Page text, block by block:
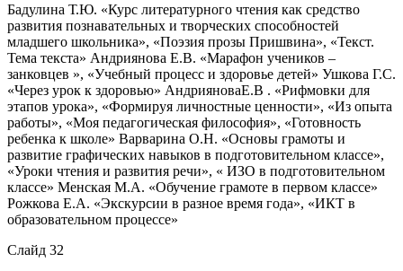
Бадулина Т.Ю. «Курс литературного чтения как средство
развития познавательных и творческих способностей
младшего школьника», «Поэзия прозы Пришвина», «Текст.
Тема текста» Андриянова Е.В. «Марафон учеников –
занковцев », «Учебный процесс и здоровье детей» Ушкова Г.С.
«Через урок к здоровью» АндрияноваЕ.В . «Рифмовки для
этапов урока», «Формируя личностные ценности», «Из опыта
работы», «Моя педагогическая философия», «Готовность
ребенка к школе» Варварина О.Н. «Основы грамоты и
развитие графических навыков в подготовительном классе»,
«Уроки чтения и развития речи», « ИЗО в подготовительном
классе» Менская М.А. «Обучение грамоте в первом классе»
Рожкова Е.А. «Экскурсии в разное время года», «ИКТ в
образовательном процессе»
Слайд 32